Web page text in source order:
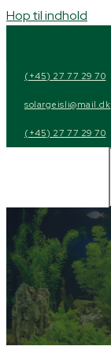
Hop til indhold
(+45) 27 77 29 70
solargeisli@mail.dk
(+45) 27 77 29 70